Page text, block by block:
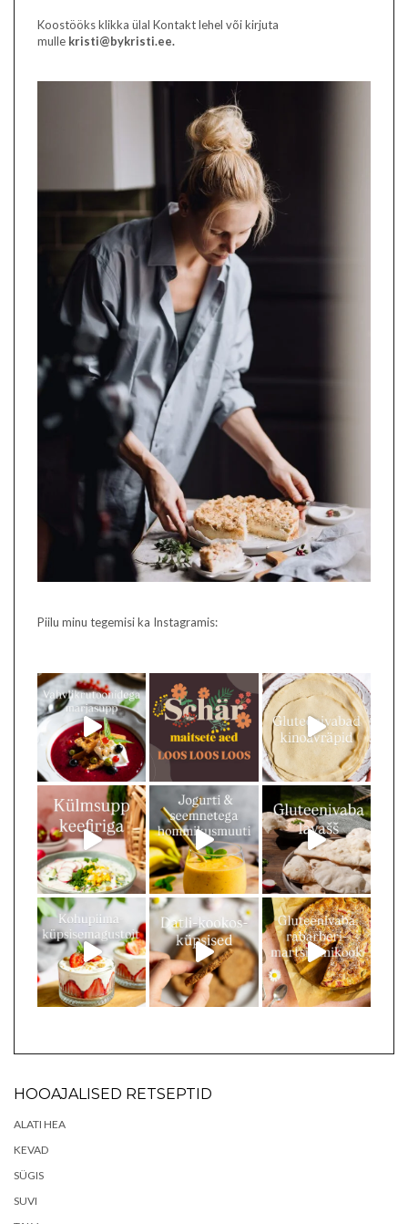
Koostööks klikka ülal Kontakt lehel või kirjuta
mulle kristi@bykristi.ee.
Piilu minu tegemisi ka Instagramis:
HOOAJALISED RETSEPTID
ALATI HEA
KEVAD
SÜGIS
SUVI